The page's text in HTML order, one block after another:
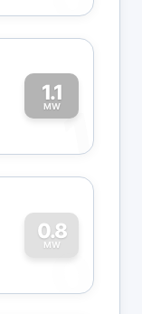
1.1
MW1
0.8
MW
0